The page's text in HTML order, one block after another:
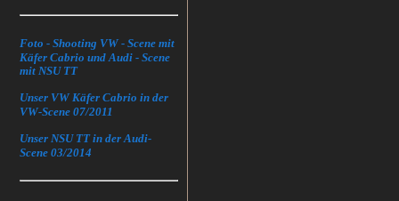
Foto - Shooting VW - Scene mit
Käfer Cabrio und Audi - Scene
mit NSU TT
Unser VW Käfer Cabrio in der
VW-Scene 07/2011
Unser NSU TT in der Audi-
Scene 03/2014